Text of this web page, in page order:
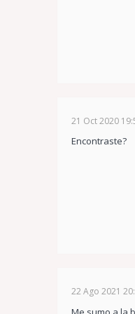
21 Oct 2020
Encontraste?
22 Ago 2021